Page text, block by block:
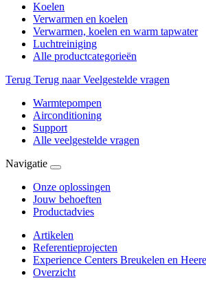
Koelen
Verwarmen en koelen
Verwarmen, koelen en warm tapwater
Luchtreiniging
Alle productcategorieën
Terug Terug naar Veelgestelde vragen
Warmtepompen
Airconditioning
Support
Alle veelgestelde vragen
Navigatie
Onze oplossingen
Jouw behoeften
Productadvies
Artikelen
Referentieprojecten
Experience Centers Breukelen en
Overzicht